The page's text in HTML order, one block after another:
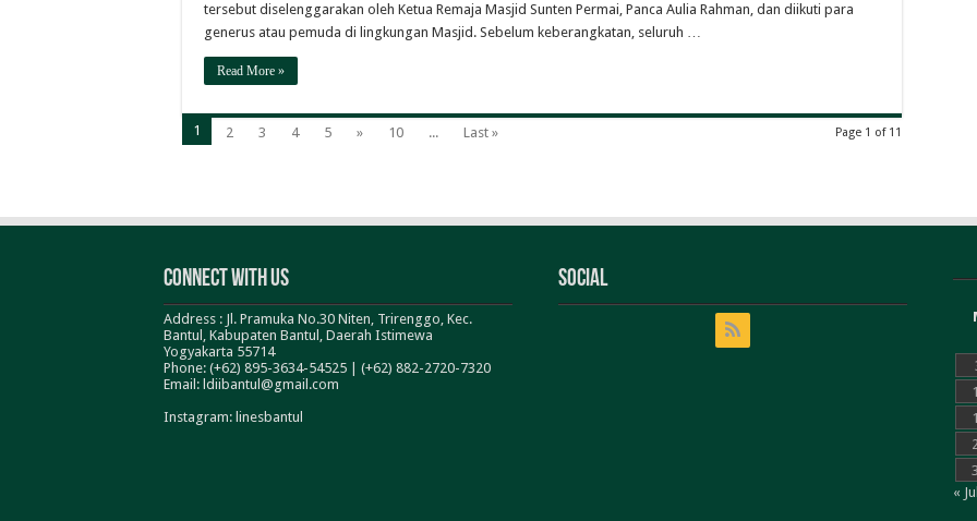
tersebut diselenggarakan oleh Ketua Remaja Masjid Sunten Permai, Panca Aulia Rahman, dan diikuti para
generus atau pemuda di lingkungan Masjid. Sebelum keberangkatan, seluruh …
Read More »
Page 1 of 11
1 2 3 4 5 » 10 ... Last »
Connect With Us
Address : Jl. Pramuka No.30 Niten, Trirenggo, Kec.
Bantul, Kabupaten Bantul, Daerah Istimewa
Yogyakarta 55714
Phone: (+62) 895-3634-54525 | (+62) 882-2720-7320
Email: ldiibantul@gmail.com
Instagram: linesbantul
Social
«